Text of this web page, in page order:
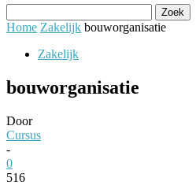
Home Zakelijk bouworganisatie
Zakelijk
bouworganisatie
Door
Cursus
-
0
516